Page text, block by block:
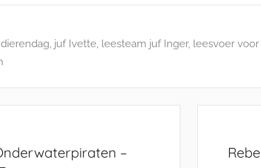
dierendag, juf Ivette, leesteam juf Inger, leesvoer
–